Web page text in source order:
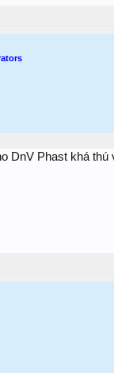
DnV Phast khá thú